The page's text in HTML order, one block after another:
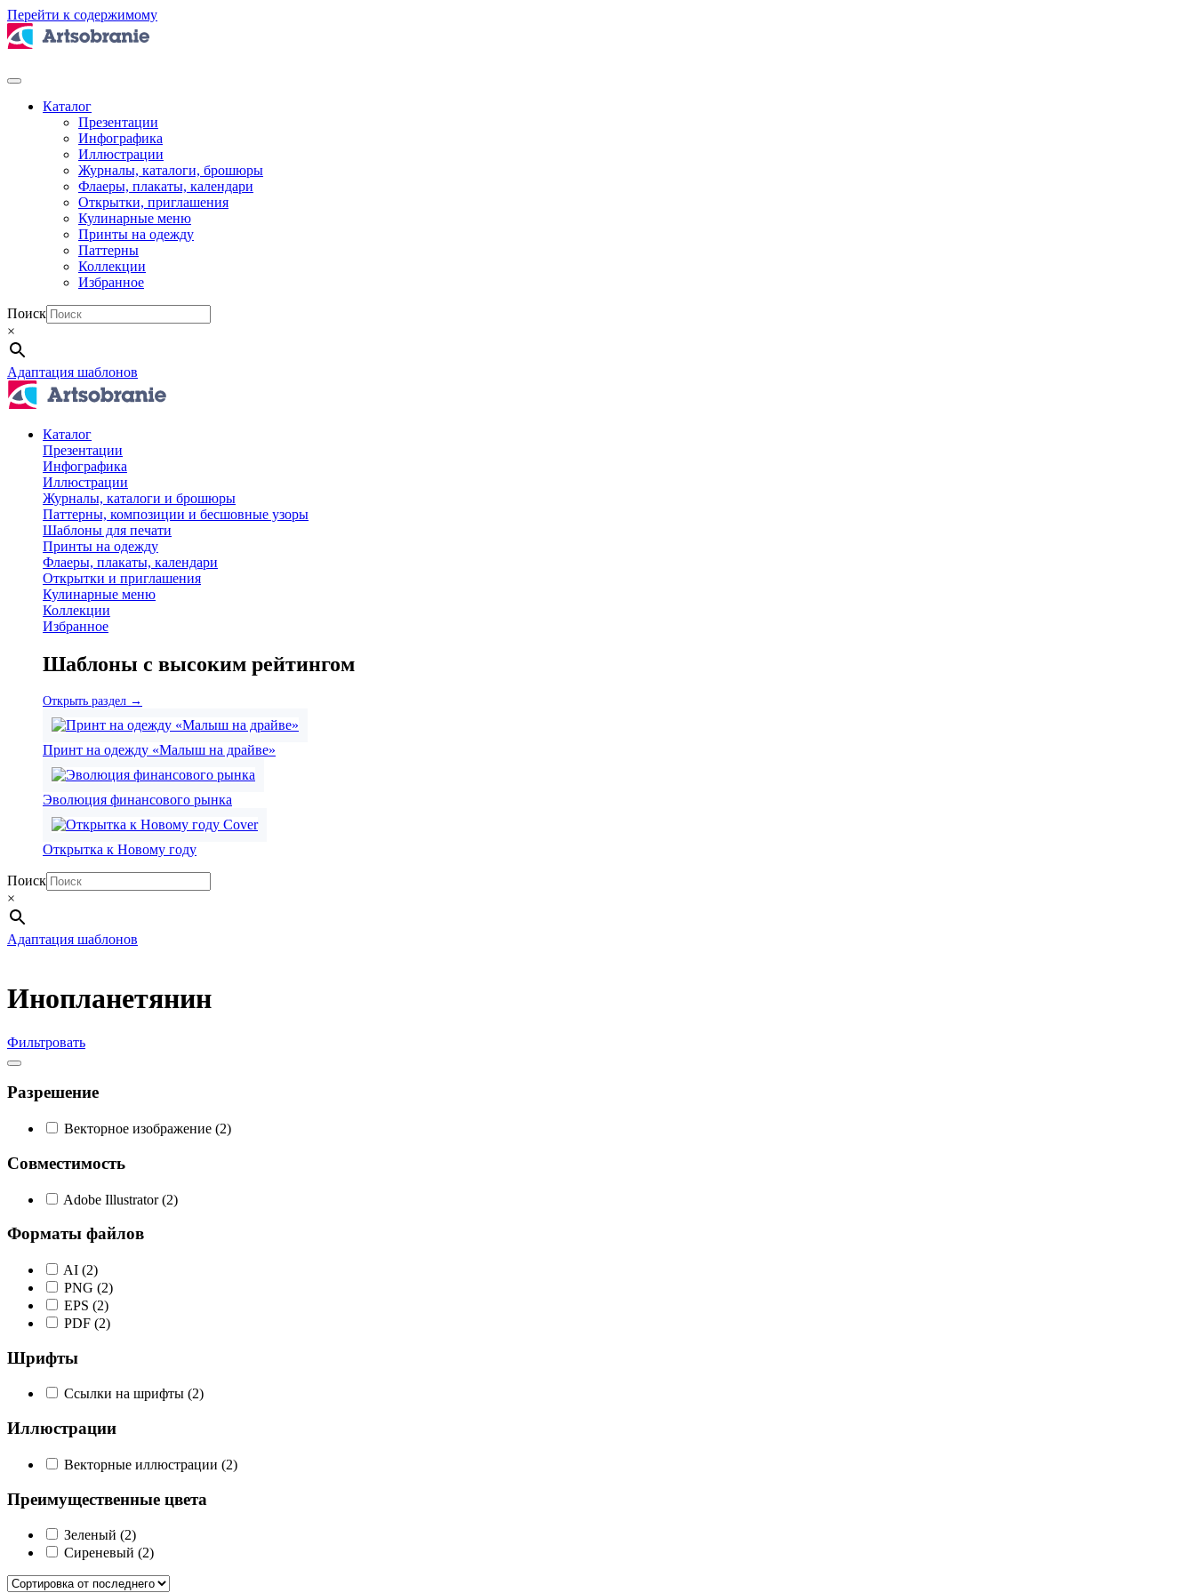
Перейти к содержимому
Каталог
Презентации
Инфографика
Иллюстрации
Журналы, каталоги, брошюры
Флаеры, плакаты, календари
Открытки, приглашения
Кулинарные меню
Принты на одежду
Паттерны
Коллекции
Избранное
Поиск
×
Адаптация шаблонов
Каталог
Презентации
Инфографика
Иллюстрации
Журналы, каталоги и брошюры
Паттерны, композиции и бесшовные узоры
Шаблоны для печати
Принты на одежду
Флаеры, плакаты, календари
Открытки и приглашения
Кулинарные меню
Коллекции
Избранное
Шаблоны с высоким рейтингом
Открыть раздел →
Принт на одежду «Малыш на драйве»
Эволюция финансового рынка
Открытка к Новому году
Поиск
×
Адаптация шаблонов
Инопланетянин
Фильтровать
Разрешение
Векторное изображение (2)
Совместимость
Adobe Illustrator(2)
Форматы файлов
AI (2)
PNG (2)
EPS (2)
PDF (2)
Шрифты
Ссылки на шрифты (2)
Иллюстрации
Векторные иллюстрации (2)
Преимущественные цвета
Зеленый (2)
Сиреневый (2)